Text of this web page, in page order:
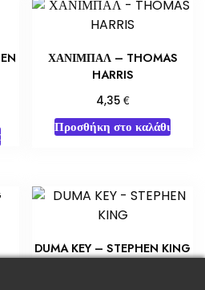
ΧΑΝΙΜΠΑΛ – THOMAS
HARRIS
4,35 €
Προσθήκη στο καλάθι
DUMA KEY – STEPHEN KING